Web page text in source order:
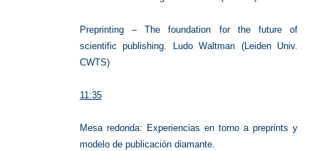
Preprinting – The foundation for the future of
scientific publishing. Ludo Waltman (Leiden Univ.
CWTS)
11:35
Mesa redonda: Experiencias en torno a preprints y
modelo de publicación diamante.